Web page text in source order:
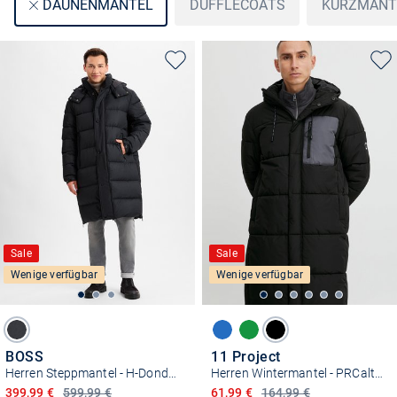
DAUNENMÄNTEL DUFFLECOATS
Sale
Wenige verfügbar
BOSS
599,99 €
Ermäßigter Preis
399,99 €
Sale
Wenige verfügbar
11 Project
164,99 €
Ermäßigter Preis
61,99 €